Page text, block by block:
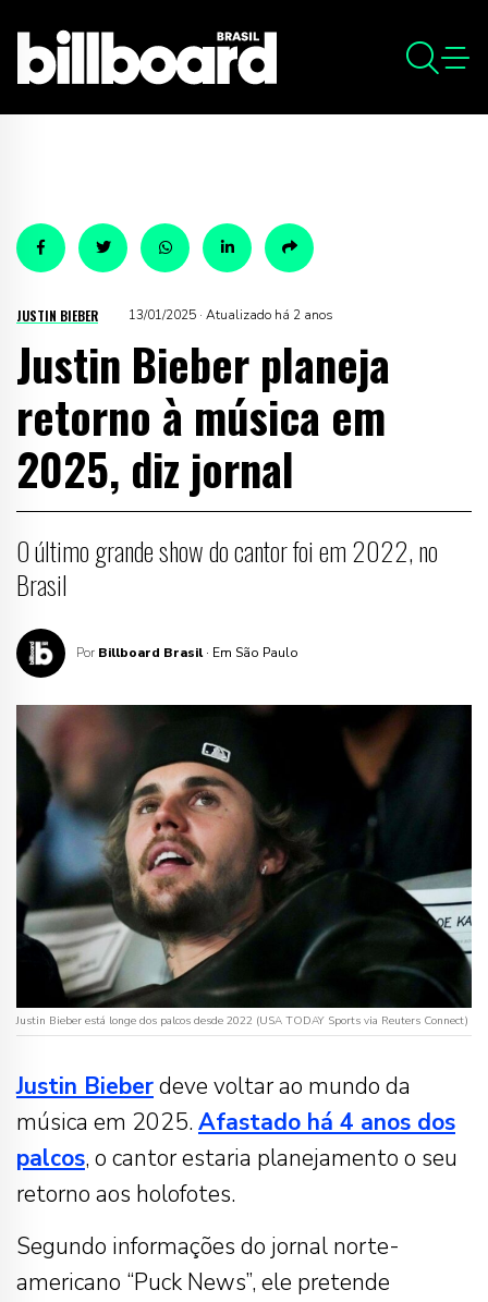
JUSTIN BIEBER 13/01/2025 · Atualizado há 2 anos
Justin Bieber planeja
retorno à música em
2025, diz jornal
O último grande show do cantor foi em 2022, no
Brasil
Por Billboard Brasil · Em São Paulo
Justin Bieber está longe dos palcos desde 2022 (USA TODAY Sports via Reuters Connect)
Justin Bieberdeve voltar ao mundo da
música em 2025. Afastado há 4 anos dos
palcos, o cantor estaria planejamento o seu
retorno aos holofotes.
Segundo informações do jornal norte-
americano “Puck News”, ele pretende